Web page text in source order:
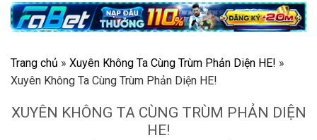
Trang chủ » Xuyên Không Ta Cùng Trùm Phản Diện HE! »
Xuyên Không Ta Cùng Trùm Phản Diện HE!
XUYÊN KHÔNG TA CÙNG TRÙM PHẢN DIỆN
HE!